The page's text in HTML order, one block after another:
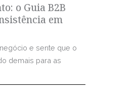
o Guia B2B
em
e sente que o
demais para as